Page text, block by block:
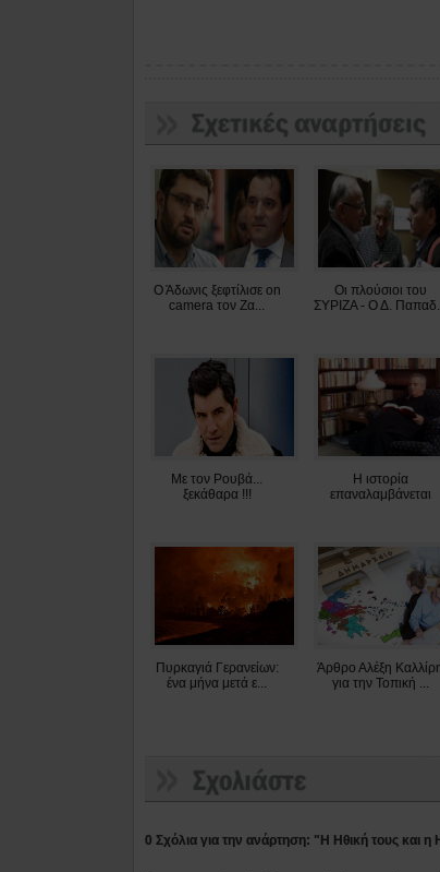
Ο Άδωνις ξεφτίλισε on
camera τον Ζα...
Οι πλούσιοι του
ΣΥΡΙΖΑ - Ο Δ.
Με τον Ρουβά...
ξεκάθαρα !!!
Η ιστορία
επαναλαμβάνεται
Πυρκαγιά Γερανείων:
ένα μήνα μετά ε...
Άρθρο Αλέξη
για την Τοπική ...
0 Σχόλια για την ανάρτηση: "Η Ηθική τους και